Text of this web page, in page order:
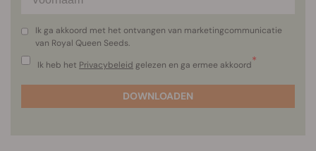
Ik ga akkoord met het ontvangen van marketingcommunicatie
van Royal Queen Seeds.
Ik heb het Privacybeleid gelezen en ga ermee akkoord*
DOWNLOADEN